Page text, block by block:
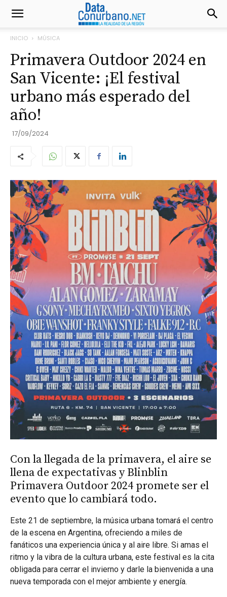
INICIO MÚSICA
Primavera Outdoor 2024 en
San Vicente: ¡El festival
urbano más esperado del
año!
17/09/2024
Con la llegada de la primavera, el aire se
llena de expectativas y Blinblin
Primavera Outdoor 2024 promete ser el
evento que lo cambiará todo.
Este 21 de septiembre, la música urbana tomará el centro
de la escena en Argentina, ofreciendo a miles de
fanáticos una experiencia única y al aire libre. Si amas el
ritmo y la vibra de la cultura urbana, este festival es la cita
obligada para cerrar el invierno y darle la bienvenida a una
nueva temporada con el mejor ambiente y energía.